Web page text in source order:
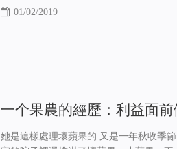
01/02/2019
一个果農的經歷：利益面
她是這樣處理壞蘋果的 又是一年秋收季